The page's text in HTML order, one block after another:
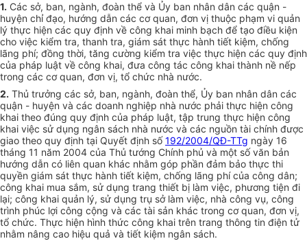
1. Các sở, ban, ngành, đoàn thể và Ủy ban nhân dân các quận -
huyện chỉ đạo, hướng dẫn các cơ quan, đơn vị thuộc phạm vi quản
lý thực hiện các quy định về công khai minh bạch để tạo điều kiện
cho việc kiểm tra, thanh tra, giám sát thực hành tiết kiệm, chống
lãng phí; đồng thời, tăng cường kiểm tra việc thực hiện các quy định
của pháp luật về công khai, đưa công tác công khai thành nề nếp
trong các cơ quan, đơn vị, tổ chức nhà nước.
2. Thủ trưởng các sở, ban, ngành, đoàn thể, Ủy ban nhân dân các
quận - huyện và các doanh nghiệp nhà nước phải thực hiện công
khai theo đúng quy định của pháp luật, tập trung thực hiện công
khai việc sử dụng ngân sách nhà nước và các nguồn tài chính được
giao theo quy định tại Quyết định số192/2004/QĐ-TTg ngày 16
tháng 11 năm 2004 của Thủ tướng Chính phủ và một số văn bản
hướng dẫn có liên quan khác nhằm góp phần đảm bảo thực thi
quyền giám sát thực hành tiết kiệm, chống lãng phí của công dân;
công khai mua sắm, sử dụng trang thiết bị làm việc, phương tiện đi
lại; công khai quản lý, sử dụng trụ sở làm việc, nhà công vụ, công
trình phúc lợi công cộng và các tài sản khác trong cơ quan, đơn vị,
tổ chức. Thực hiện hình thức công khai trên trang thông tin điện tử
nhằm nâng cao hiệu quả và tiết kiệm ngân sách.